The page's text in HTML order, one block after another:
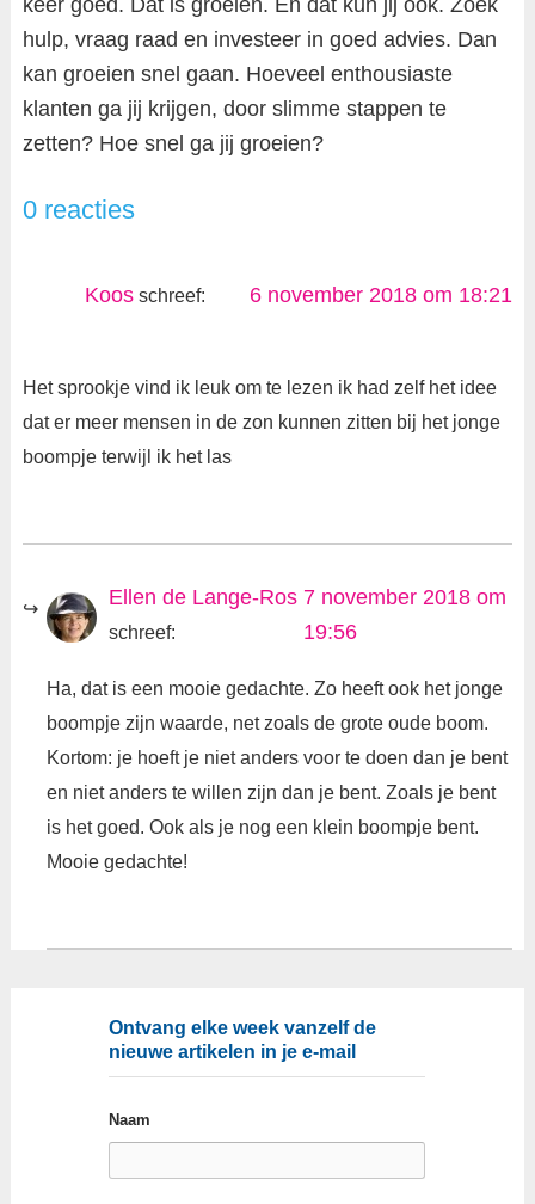
keer goed. Dat is groeien. En dat kun jij ook. Zoek
hulp, vraag raad en investeer in goed advies. Dan
kan groeien snel gaan. Hoeveel enthousiaste
klanten ga jij krijgen, door slimme stappen te
zetten? Hoe snel ga jij groeien?
0 reacties
Koos schreef: 6 november 2018 om 18:21
Het sprookje vind ik leuk om te lezen ik had zelf het idee
dat er meer mensen in de zon kunnen zitten bij het jonge
boompje terwijl ik het las
Ellen de Lange-Ros
schreef:
7 november 2018 om
19:56
Ha, dat is een mooie gedachte. Zo heeft ook het jonge
boompje zijn waarde, net zoals de grote oude boom.
Kortom: je hoeft je niet anders voor te doen dan je bent
en niet anders te willen zijn dan je bent. Zoals je bent
is het goed. Ook als je nog een klein boompje bent.
Mooie gedachte!
Ontvang elke week vanzelf de
nieuwe artikelen in je e-mail
Naam